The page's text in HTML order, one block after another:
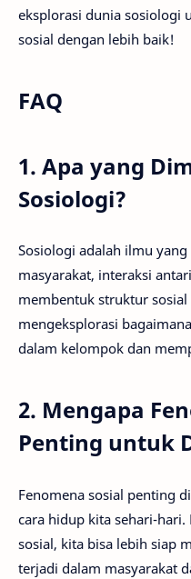
eksplorasi dunia sosiologi
sosial dengan lebih baik!
FAQ
1. Apa yang
Sosiologi?
Sosiologi adalah ilmu
masyarakat, interaksi
membentuk struktur
mengeksplorasi
dalam kelompok dan
2. Mengapa
Penting untuk
Fenomena sosial penting
cara hidup kita sehari-
sosial, kita bisa lebih siap
terjadi dalam masyarakat